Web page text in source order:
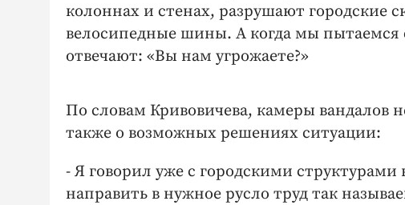
колоннах и стенах, разрушают городские
велосипедные шины. А когда мы пытаемся
отвечают: «Вы нам угрожаете?»
По словам Кривовичева, камеры вандалов
также о возможных решениях ситуации:
- Я говорил уже с городскими
направить в нужное русло труд так